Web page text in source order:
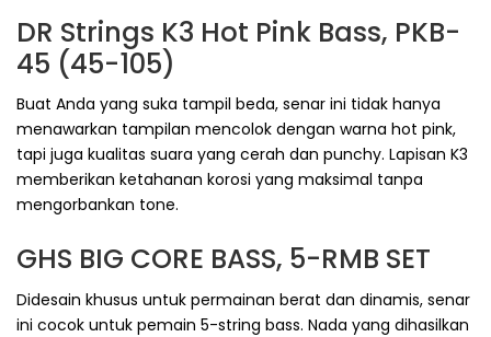
DR Strings K3 Hot Pink Bass, PKB-
45 (45-105)
Buat Anda yang suka tampil beda, senar ini tidak hanya
menawarkan tampilan mencolok dengan warna hot pink,
tapi juga kualitas suara yang cerah dan punchy. Lapisan K3
memberikan ketahanan korosi yang maksimal tanpa
mengorbankan tone.
GHS BIG CORE BASS, 5-RMB SET
Didesain khusus untuk permainan berat dan dinamis, senar
ini cocok untuk pemain 5-string bass. Nada yang dihasilkan